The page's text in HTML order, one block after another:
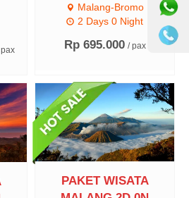
Malang-Bromo
2 Days 0 Night
Rp 695.000 / pax
PAKET WISATA